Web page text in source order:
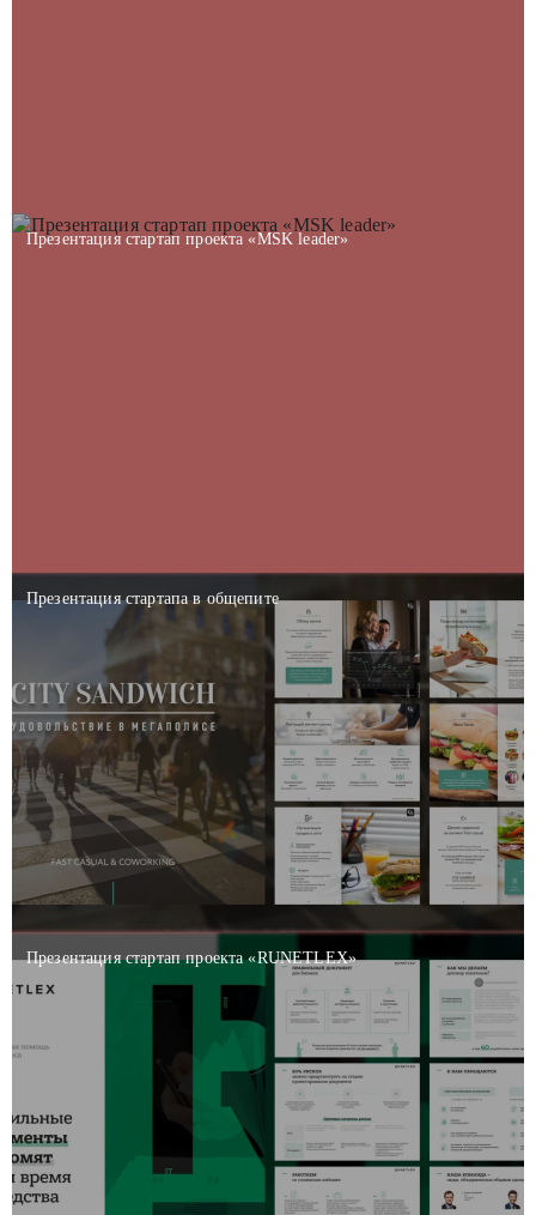
Презентация стартап проекта «MSK leader»
Презентация стартапа в общепите
Презентация стартап проекта «RUNETLEX»